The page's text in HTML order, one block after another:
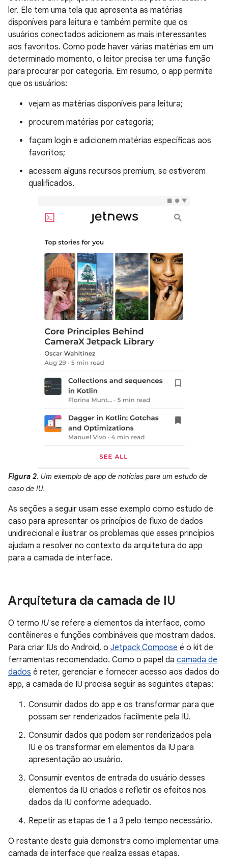
ler. Ele tem uma tela que apresenta as matérias
disponíveis para leitura e também permite que os
usuários conectados adicionem as mais interessantes
aos favoritos. Como pode haver várias matérias em um
determinado momento, o leitor precisa ter uma função
para procurar por categoria. Em resumo, o app permite
que os usuários:
vejam as matérias disponíveis para leitura;
procurem matérias por categoria;
façam login e adicionem matérias específicas aos
favoritos;
acessem alguns recursos premium, se estiverem
qualificados.
Figura 2. Um exemplo de app de notícias para um estudo de
caso de IU.
As seções a seguir usam esse exemplo como estudo de
caso para apresentar os princípios de fluxo de dados
unidirecional e ilustrar os problemas que esses princípios
ajudam a resolver no contexto da arquitetura do app
para a camada de interface.
Arquitetura da camada de IU
O termo IU se refere a elementos da interface, como
contêineres e funções combináveis que mostram dados.
Para criar IUs do Android, o Jetpack Compose é o kit de
ferramentas recomendado. Como o papel da camada de
dados é reter, gerenciar e fornecer acesso aos dados do
app, a camada de IU precisa seguir as seguintes etapas:
Consumir dados do app e os transformar para que
possam ser renderizados facilmente pela IU.
Consumir dados que podem ser renderizados pela
IU e os transformar em elementos da IU para
apresentação ao usuário.
Consumir eventos de entrada do usuário desses
elementos da IU criados e refletir os efeitos nos
dados da IU conforme adequado.
Repetir as etapas de 1 a 3 pelo tempo necessário.
O restante deste guia demonstra como implementar uma
camada de interface que realiza essas etapas.